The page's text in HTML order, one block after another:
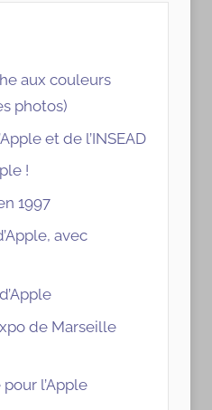
aux couleurs
photos)
et de l’INSEAD
!
1997
avec
de Marseille
l’Apple